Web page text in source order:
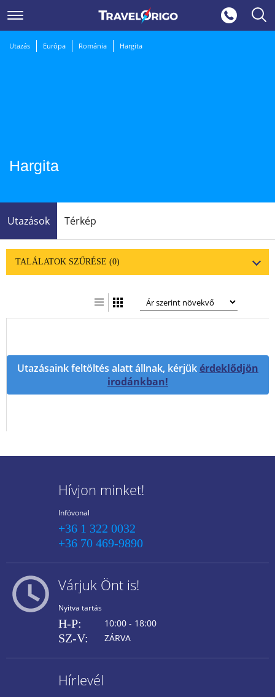
Utazás Európa Románia Hargita
Hargita
Utazások Térkép
TALÁLATOK SZŰRÉSE (0)
Utazásaink feltöltés alatt állnak, kérjükérdeklődjön
irodánkban!
Hívjon minket!
Infóvonal
+36 1 322 0032
+36 70 469-9890
Várjuk Önt is!
Nyitva tartás
H-P: 10:00 - 18:00
SZ-V: ZÁRVA
Hírlevél